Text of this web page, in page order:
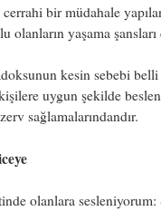
cerrahi bir müdahale
olanların yaşama şansları
kesin sebebi
uygun şekilde
sağlamalarındandır.
olanlara